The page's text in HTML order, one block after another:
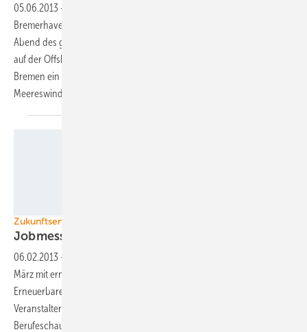
05.06.2013 -
Bremerhaven sagte Bremens Wirtschaftssenator Martin Günthner am
Abend des gestrigen 4. Juni, es sei ihm eine Freude als Gastreferent
auf der Offshore-Konferenz zu sein. "Offshore-Windenergie ist für
Bremen ein zentrales Thema." Man müsse deutlich machen, dass die
Meereswindkraft als maritime Wirtschaft wichtig
Zukunftsenergien Nordwest 2013
Jobmesse zum
06.02.2013 -
März mit erneut etwa 80 Ausstellern die Personalversorgung der
Erneuerbarenbranchen zum Thema haben. Allerdings muss
Veranstalter Forwind für die nun zum vierten Mal organisierte
Berufeschau erstmals einen Rückgang des Arbeitgeberinteresses